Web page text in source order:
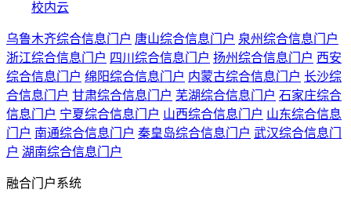
校内云
乌鲁木齐综合信息门户 唐山综合信息门户 泉州综合信息门户
浙江综合信息门户 四川综合信息门户 扬州综合信息门户 西安
综合信息门户 绵阳综合信息门户 内蒙古综合信息门户 长沙综
合信息门户 甘肃综合信息门户 芜湖综合信息门户 石家庄综合
信息门户 宁夏综合信息门户 山西综合信息门户 山东综合信息
门户 南通综合信息门户 秦皇岛综合信息门户 武汉综合信息门
户 湖南综合信息门户
融合门户系统